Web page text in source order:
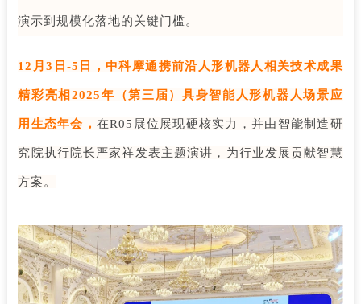
演示到规模化落地的关键门槛。
12月3日-5日，中科摩通携前沿人形机器人相关技术成果
精彩亮相2025年（第三届）具身智能人形机器人场景应
用生态年会，在R05展位展现硬核实力，并由智能制造研
究院执行院长严家祥发表主题演讲，为行业发展贡献智慧
方案。